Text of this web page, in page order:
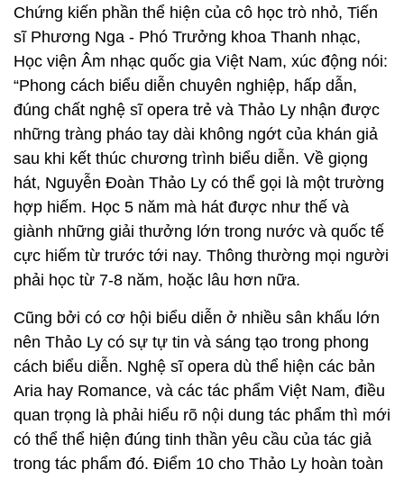
Chứng kiến phần thể hiện của cô học trò nhỏ, Tiến
sĩ Phương Nga - Phó Trưởng khoa Thanh nhạc,
Học viện Âm nhạc quốc gia Việt Nam, xúc động nói:
“Phong cách biểu diễn chuyên nghiệp, hấp dẫn,
đúng chất nghệ sĩ opera trẻ và Thảo Ly nhận được
những tràng pháo tay dài không ngớt của khán giả
sau khi kết thúc chương trình biểu diễn. Về giọng
hát, Nguyễn Đoàn Thảo Ly có thể gọi là một trường
hợp hiếm. Học 5 năm mà hát được như thế và
giành những giải thưởng lớn trong nước và quốc tế
cực hiếm từ trước tới nay. Thông thường mọi người
phải học từ 7-8 năm, hoặc lâu hơn nữa.
Cũng bởi có cơ hội biểu diễn ở nhiều sân khấu lớn
nên Thảo Ly có sự tự tin và sáng tạo trong phong
cách biểu diễn. Nghệ sĩ opera dù thể hiện các bản
Aria hay Romance, và các tác phẩm Việt Nam, điều
quan trọng là phải hiểu rõ nội dung tác phẩm thì mới
có thể thể hiện đúng tinh thần yêu cầu của tác giả
trong tác phẩm đó. Điểm 10 cho Thảo Ly hoàn toàn